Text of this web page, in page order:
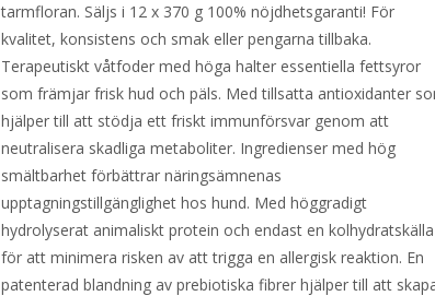
tarmfloran. Säljs i 12 x 370 g 100% nöjdhetsgaranti! För
kvalitet, konsistens och smak eller pengarna tillbaka.
Terapeutiskt våtfoder med höga halter essentiella fettsyror
som främjar frisk hud och päls. Med tillsatta antioxidanter
hjälper till att stödja ett friskt immunförsvar genom att
neutralisera skadliga metaboliter. Ingredienser med hög
smältbarhet förbättrar näringsämnenas
upptagningstillgänglighet hos hund. Med höggradigt
hydrolyserat animaliskt protein och endast en kolhydratskälla
för att minimera risken av att trigga en allergisk reaktion. En
patenterad blandning av prebiotiska fibrer hjälper till att